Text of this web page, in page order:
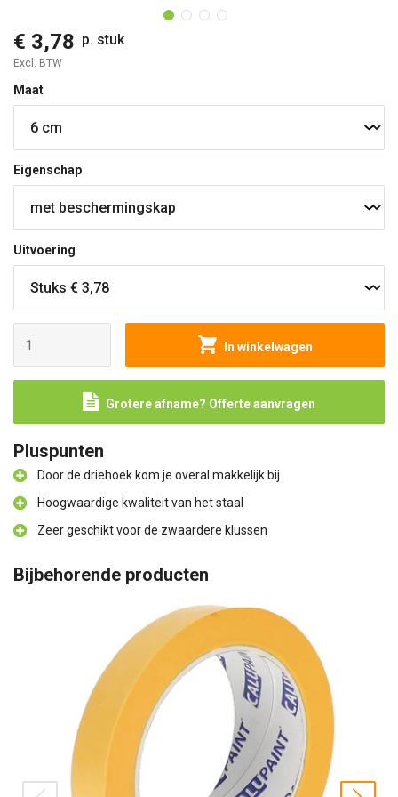
€ 3,78 p. stuk
Excl. BTW
Maat
Eigenschap
Uitvoering
In winkelwagen
Grotere afname? Offerte aanvragen
Pluspunten
Door de driehoek kom je overal makkelijk bij
Hoogwaardige kwaliteit van het staal
Zeer geschikt voor de zwaardere klussen
Bijbehorende producten